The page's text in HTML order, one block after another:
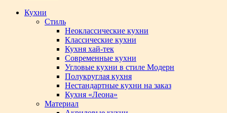
Кухни
Стиль
Неоклассические кухни
Классические кухни
Кухня хай-тек
Современные кухни
Угловые кухни в стиле Модерн
Полукруглая кухня
Нестандартные кухни на заказ
Кухня «Леона»
Материал